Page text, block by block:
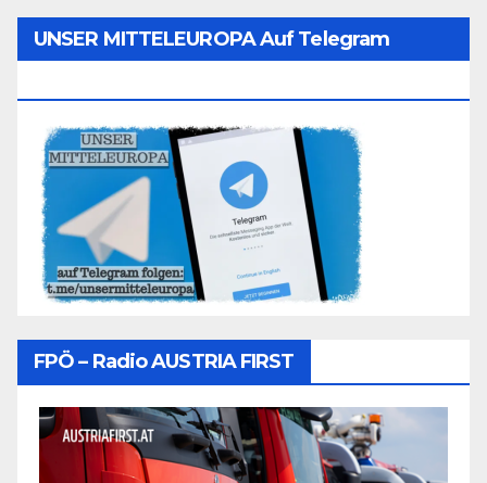
UNSER MITTELEUROPA Auf Telegram
FPÖ – Radio AUSTRIA FIRST